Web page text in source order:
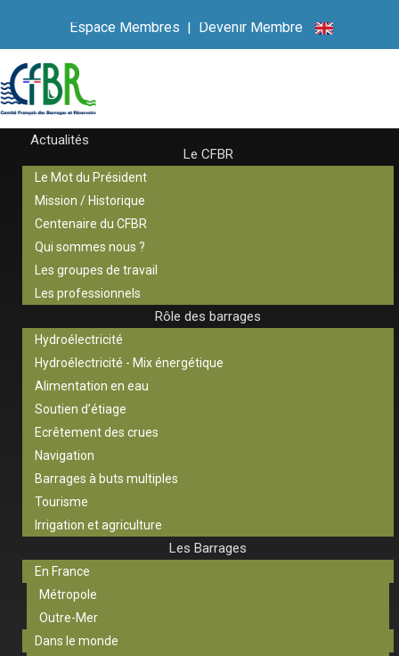
Espace Membres | Devenir Membre
Actualités
Le CFBR
Le Mot du Président
Mission / Historique
Centenaire du CFBR
Qui sommes nous ?
Les groupes de travail
Les professionnels
Rôle des barrages
Hydroélectricité
Hydroélectricité - Mix énergétique
Alimentation en eau
Soutien d’étiage
Ecrêtement des crues
Navigation
Barrages à buts multiples
Tourisme
Irrigation et agriculture
Les Barrages
En France
Métropole
Outre-Mer
Dans le monde